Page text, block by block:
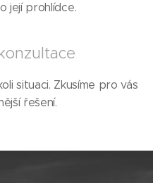
její prohlídce.
situaci. Zkusíme pro vás
řešení.